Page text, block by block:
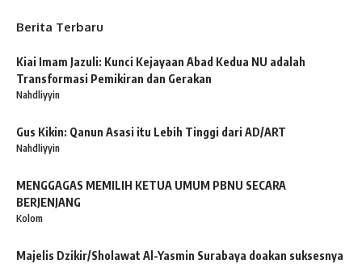
Berita Terbaru
Kiai Imam Jazuli: Kunci Kejayaan Abad Kedua NU adalah
Transformasi Pemikiran dan Gerakan
Nahdliyyin
Gus Kikin: Qanun Asasi itu Lebih Tinggi dari AD/ART
Nahdliyyin
MENGGAGAS MEMILIH KETUA UMUM PBNU SECARA
BERJENJANG
Kolom
Majelis Dzikir/Sholawat Al-Yasmin Surabaya doakan suksesnya